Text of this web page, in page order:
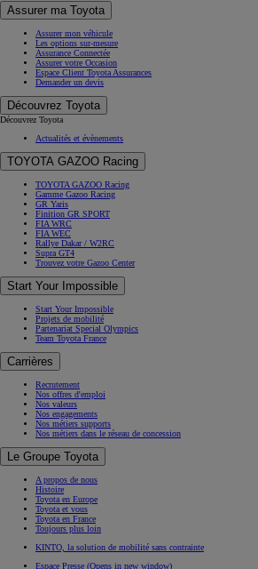
Assurer ma Toyota
Assurer mon véhicule
Les options sur-mesure
Assurance Connectée
Assurer votre Occasion
Espace Client Toyota Assurances
Demander un devis
Découvrez Toyota
Découvrez Toyota
Actualités et évènements
TOYOTA GAZOO Racing
TOYOTA GAZOO Racing
Gamme Gazoo Racing
GR Yaris
Finition GR SPORT
FIA WRC
FIA WEC
Rallye Dakar / W2RC
Supra GT4
Trouvez votre Gazoo Center
Start Your Impossible
Start Your Impossible
Projets de mobilité
Partenariat Special Olympics
Team Toyota France
Carrières
Recrutement
Nos offres d'emploi
Nos valeurs
Nos engagements
Nos métiers supports
Nos métiers dans le réseau de concession
Le Groupe Toyota
A propos de nous
Histoire
Toyota en Europe
Toyota et vous
Toyota en France
Toujours plus loin
KINTO, la solution de mobilité sans contrainte
Espace Presse (Opens in new window)